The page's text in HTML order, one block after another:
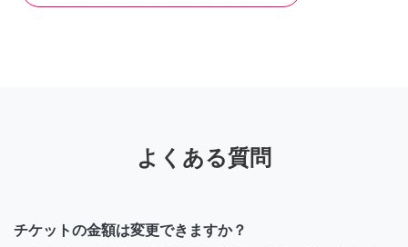
よくある質問
チケットの金額は変更できますか？